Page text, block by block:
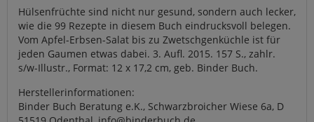
Hülsenfrüchte sind nicht nur gesund, sondern auch lecker,
wie die 99 Rezepte in diesem Buch eindrucksvoll belegen.
Vom Apfel-Erbsen-Salat bis zu Zwetschgenküchle ist für
jeden Gaumen etwas dabei. 3. Aufl. 2015. 157 S., zahlr.
s/w-Illustr., Format: 12 x 17,2 cm, geb. Binder Buch.
Herstellerinformationen:
Binder Buch Beratung e.K., Schwarzbroicher Wiese 6a, D